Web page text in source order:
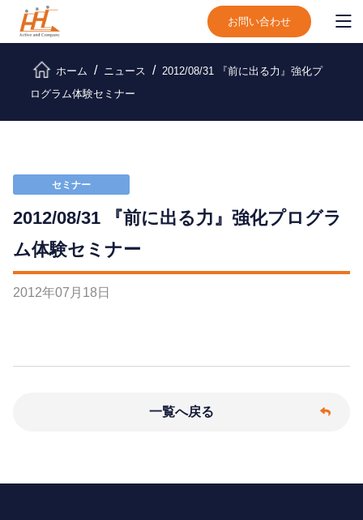
お問い合わせ
ホーム ニュース
2012/08/31 『前に出る力』強化プ
ログラム体験セミナー
セミナー
2012/08/31 『前に出る力』強化プログラ
ム体験セミナー
2012年07 月 18 日
一覧へ戻る